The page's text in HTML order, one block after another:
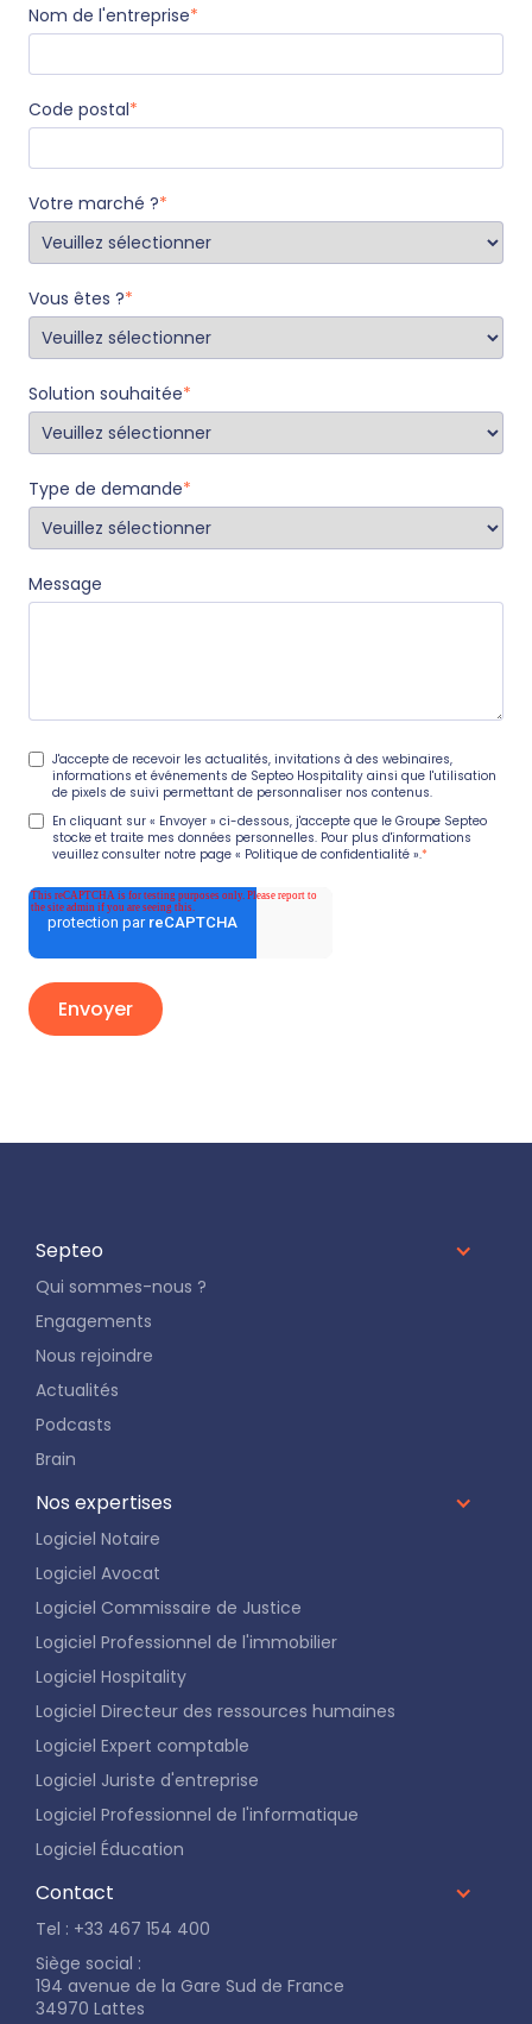
Nom de l'entreprise*
Code postal*
Votre marché ?*
Vous êtes ?*
Solution souhaitée*
Type de demande*
Message
J'accepte de recevoir les actualités, invitations à des webinaires,
informations et événements de Septeo Hospitality ainsi que l'utilisation
de pixels de suivi permettant de personnaliser nos contenus.
En cliquant sur « Envoyer » ci-dessous, j'accepte que le Groupe Septeo
stocke et traite mes données personnelles. Pour plus d'informations
veuillez consulter notre page « Politique de confidentialité ».*
Septeo
Qui sommes-nous ?
Engagements
Nous rejoindre
Actualités
Podcasts
Brain
Nos expertises
Logiciel Notaire
Logiciel Avocat
Logiciel Commissaire de Justice
Logiciel Professionnel de l'immobilier
Logiciel Hospitality
Logiciel Directeur des ressources humaines
Logiciel Expert comptable
Logiciel Juriste d'entreprise
Logiciel Professionnel de l'informatique
Logiciel Éducation
Contact
Tel : +33 467 154 400
Siège social :
194 avenue de la Gare Sud de France
34970 Lattes